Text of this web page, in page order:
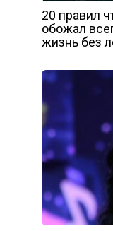
20 правил
обожал
жизнь без